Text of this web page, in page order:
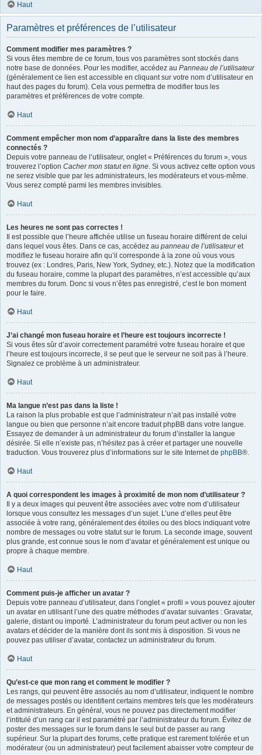
Haut
Paramètres et préférences de l’utilisateur
Comment modifier mes paramètres ?
Si vous êtes membre de ce forum, tous vos paramètres sont stockés dans
notre base de données. Pour les modifier, accédez au Panneau de l’utilisateur
(généralement ce lien est accessible en cliquant sur votre nom d’utilisateur en
haut des pages du forum). Cela vous permettra de modifier tous les
paramètres et préférences de votre compte.
Haut
Comment empêcher mon nom d’apparaître dans la liste des membres
connectés ?
Depuis votre panneau de l’utilisateur, onglet « Préférences du forum », vous
trouverez l’option Cacher mon statut en ligne. Si vous activez cette option vous
ne serez visible que par les administrateurs, les modérateurs et vous-même.
Vous serez compté parmi les membres invisibles.
Haut
Les heures ne sont pas correctes !
Il est possible que l’heure affichée utilise un fuseau horaire différent de celui
dans lequel vous êtes. Dans ce cas, accédez au panneau de l’utilisateuret
modifiez le fuseau horaire afin qu’il corresponde à la zone où vous vous
trouvez (ex : Londres, Paris, New York, Sydney, etc.). Notez que la modification
du fuseau horaire, comme la plupart des paramètres, n’est accessible qu’aux
membres du forum. Donc si vous n’êtes pas enregistré, c’est le bon moment
pour le faire.
Haut
J’ai changé mon fuseau horaire et l’heure est toujours incorrecte !
Si vous êtes sûr d’avoir correctement paramétré votre fuseau horaire et que
l’heure est toujours incorrecte, il se peut que le serveur ne soit pas à l’heure.
Signalez ce problème à un administrateur.
Haut
Ma langue n’est pas dans la liste !
La raison la plus probable est que l’administrateur n’ait pas installé votre
langue ou bien que personne n’ait encore traduit phpBB dans votre langue.
Essayez de demander à un administrateur du forum d’installer la langue
désirée. Si elle n’existe pas, n’hésitez pas à créer et partager une nouvelle
traduction. Vous trouverez plus d’informations sur le site Internet de phpBB®.
Haut
A quoi correspondent les images à proximité de mon nom d’utilisateur ?
Il y a deux images qui peuvent être associées avec votre nom d’utilisateur
lorsque vous consultez les messages d’un sujet. L’une d’elles peut être
associée à votre rang, généralement des étoiles ou des blocs indiquant votre
nombre de messages ou votre statut sur le forum. La seconde image, souvent
plus grande, est connue sous le nom d’avatar et généralement est unique ou
propre à chaque membre.
Haut
Comment puis-je afficher un avatar ?
Depuis votre panneau d’utilisateur, dans l’onglet « profil » vous pouvez ajouter
un avatar en utilisant l’une des quatre méthodes d’avatar suivantes : Gravatar,
galerie, distant ou importé. L’administrateur du forum peut activer ou non les
avatars et décider de la manière dont ils sont mis à disposition. Si vous ne
pouvez pas utiliser d’avatar, contactez un administrateur du forum.
Haut
Qu’est-ce que mon rang et comment le modifier ?
Les rangs, qui peuvent être associés au nom d’utilisateur, indiquent le nombre
de messages postés ou identifient certains membres tels que les modérateurs
et administrateurs. En général, vous ne pouvez pas directement modifier
l’intitulé d’un rang car il est paramétré par l’administrateur du forum. Évitez de
poster des messages sur le forum dans le seul but de passer au rang
supérieur. Sur la plupart des forums, cette pratique est rarement tolérée et un
modérateur (ou un administrateur) peut facilement abaisser votre compteur de